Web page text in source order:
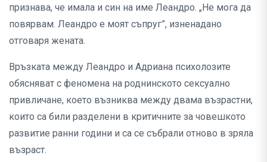
признава, че имала и син на име Леандро. „Не мога да
повярвам. Леандро е моят съпруг”, изненадано
отговаря жената.
Връзката между Леандро и Адриана психолозите
обясняват с феномена на роднинското сексуално
привличане, което възниква между двама възрастни,
които са били разделени в критичните за човешкото
развитие ранни години и са се събрали отново в зряла
възраст.